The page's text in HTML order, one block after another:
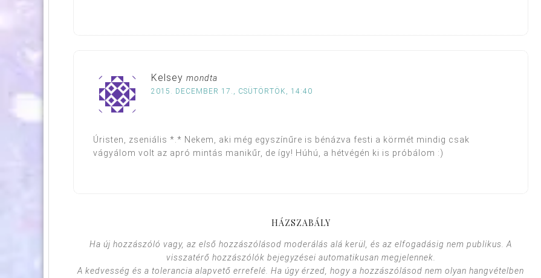
Kelsey mondta
2015. DECEMBER 17., CSÜTÖRTÖK, 14:40
Úristen, zseniális *.* Nekem, aki még egyszínűre is bénázva festi a körmét mindig csak
vágyálom volt az apró mintás manikűr, de így! Húhú, a hétvégén ki is próbálom :)
HÁZSZABÁLY
Ha új hozzászóló vagy, az első hozzászólásod moderálás alá kerül, és az elfogadásig nem publikus. A
visszatérő hozzászólók bejegyzései automatikusan megjelennek.
A kedvesség és a tolerancia alapvető errefelé. Ha úgy érzed, hogy a hozzászólásod nem olyan hangvételben